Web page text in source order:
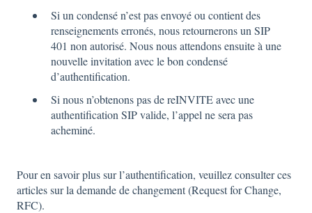
Si un condensé n’est pas envoyé ou contient des
renseignements erronés, nous retournerons un SIP
401 non autorisé. Nous nous attendons ensuite à une
nouvelle invitation avec le bon condensé
d’authentification.
Si nous n’obtenons pas de reINVITE avec une
authentification SIP valide, l’appel ne sera pas
acheminé.
Pour en savoir plus sur l’authentification, veuillez consulter ces
articles sur la demande de changement (Request for Change,
RFC).